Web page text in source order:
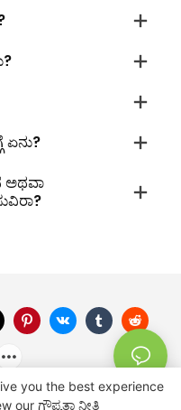
ಏನು?
ಅಥವಾ
you the best experience
our ಗೌಪ್ಯತಾ ನೀತಿ